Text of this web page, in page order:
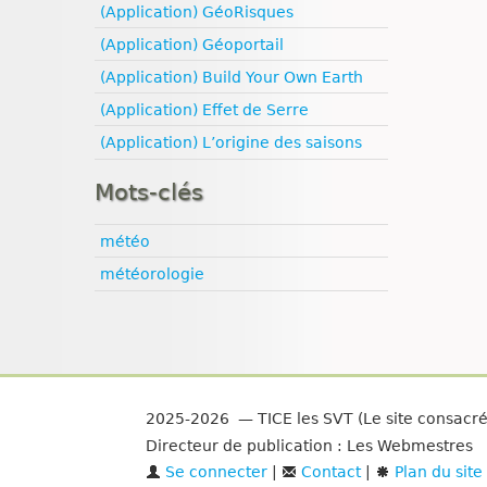
(Application) GéoRisques
(Application) Géoportail
(Application) Build Your Own Earth
(Application) Effet de Serre
(Application) L’origine des saisons
Mots-clés
météo
météorologie
2025-2026 — TICE les SVT (Le site
Directeur de publication : Les Webmestres
Se connecter| Contact| Plan du site